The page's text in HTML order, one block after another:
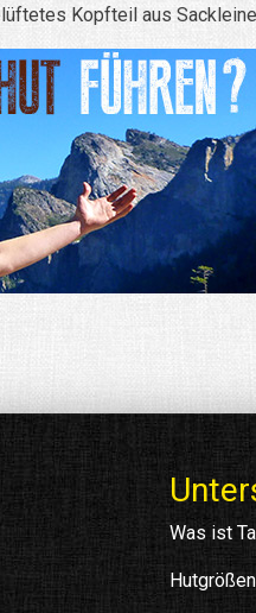
Kopfteil aus
Was ist
Hutgrößen